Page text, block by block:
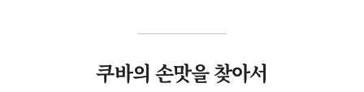
쿠바의 손맛을 찾아서